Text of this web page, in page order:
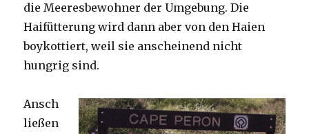
die Meeresbewohner der Umgebung. Die
Haifütterung wird dann aber von den Haien
boykottiert, weil sie anscheinend nicht
hungrig sind.
Ansch
ließen